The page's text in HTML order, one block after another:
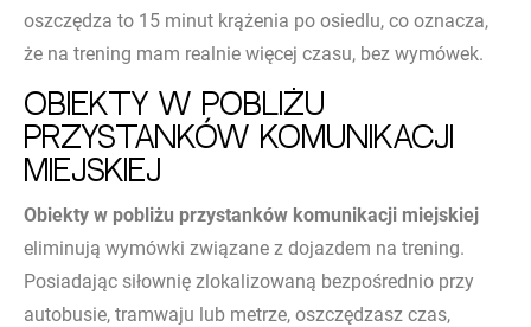
oszczędza to 15 minut krążenia po osiedlu, co oznacza,
że na trening mam realnie więcej czasu, bez wymówek.
Obiekty w pobliżu
przystanków komunikacji
miejskiej
Obiekty w pobliżu przystanków komunikacji miejskiej
eliminują wymówki związane z dojazdem na trening.
Posiadając siłownię zlokalizowaną bezpośrednio przy
autobusie, tramwaju lub metrze, oszczędzasz czas,